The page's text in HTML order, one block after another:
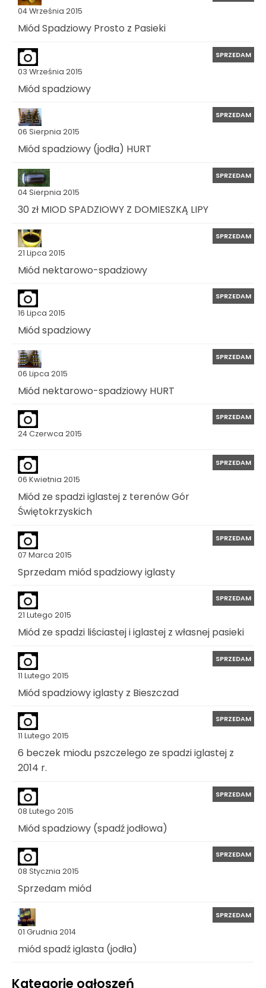
04 Września 2015
Miód Spadziowy Prosto z Pasieki
03 Września 2015
SPRZEDAM
Miód spadziowy
06 Sierpnia 2015
SPRZEDAM
Miód spadziowy (jodła) HURT
04 Sierpnia 2015
SPRZEDAM
30 zł MIOD SPADZIOWY Z DOMIESZKĄ LIPY
21 Lipca 2015
SPRZEDAM
Miód nektarowo-spadziowy
16 Lipca 2015
SPRZEDAM
Miód spadziowy
06 Lipca 2015
SPRZEDAM
Miód nektarowo-spadziowy HURT
24 Czerwca 2015
SPRZEDAM
06 Kwietnia 2015
SPRZEDAM
Miód ze spadzi iglastej z terenów Gór
Świętokrzyskich
07 Marca 2015
SPRZEDAM
Sprzedam miód spadziowy iglasty
21 Lutego 2015
SPRZEDAM
Miód ze spadzi liściastej i iglastej z własnej pasieki
11 Lutego 2015
SPRZEDAM
Miód spadziowy iglasty z Bieszczad
11 Lutego 2015
SPRZEDAM
6 beczek miodu pszczelego ze spadzi iglastej z
2014 r.
08 Lutego 2015
SPRZEDAM
Miód spadziowy (spadź jodłowa)
08 Stycznia 2015
SPRZEDAM
Sprzedam miód
01 Grudnia 2014
SPRZEDAM
miód spadź iglasta (jodła)
Kategorie ogłoszeń